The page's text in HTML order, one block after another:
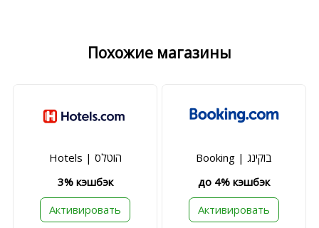
Похожие магазины
Hotels | הוטלס
3% кэшбэк
Активировать
Booking | בוקינג
до 4% кэшбэк
Активировать